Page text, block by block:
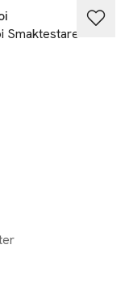
Smaktestare